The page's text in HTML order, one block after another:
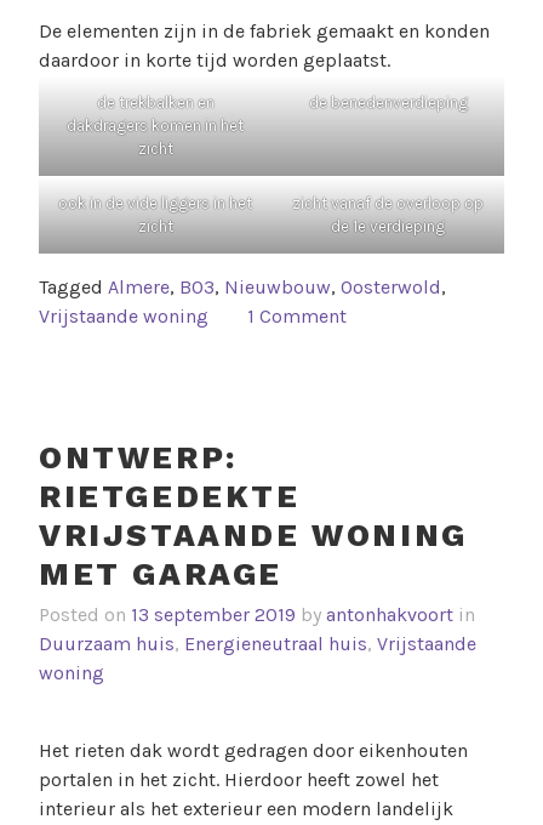
De elementen zijn in de fabriek gemaakt en konden
daardoor in korte tijd worden geplaatst.
de trekbalken en
dakdragers komen in het
zicht
de benedenverdieping
ook in de vide liggers in het
zicht
zicht vanaf de overloop op
de 1e verdieping
Tagged Almere, B03, Nieuwbouw, Oosterwold,
Vrijstaande woning
1 Comment
ONTWERP:
RIETGEDEKTE
VRIJSTAANDE WONING
MET GARAGE
Posted on 13 september 2019 by antonhakvoort in
Duurzaam huis, Energieneutraal huis, Vrijstaande
woning
Het rieten dak wordt gedragen door eikenhouten
portalen in het zicht. Hierdoor heeft zowel het
interieur als het exterieur een modern landelijk